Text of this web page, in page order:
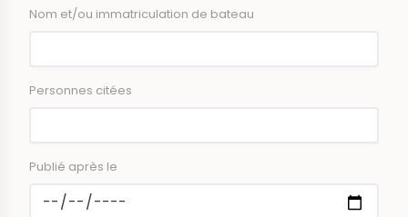
Nom et/ou immatriculation de bateau
Personnes citées
Publié après le